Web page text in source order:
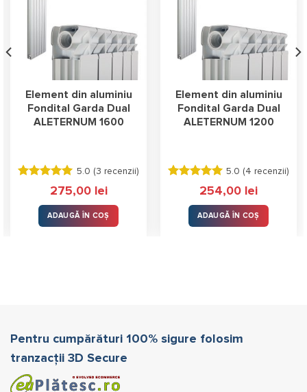
Element din aluminiu
Fondital Garda Dual
ALETERNUM 1600
Evaluat la
stele
din 5
5.0 (3 recenzii)
275,00 lei
ADAUGĂ ÎN COȘ
Element din aluminiu
Fondital Garda Dual
ALETERNUM 1200
Evaluat la
stele
din 5
5.0 (4 recenzii)
254,00 lei
ADAUGĂ ÎN COȘ
Pentru cumpărături 100% sigure folosim
tranzacții 3D Secure